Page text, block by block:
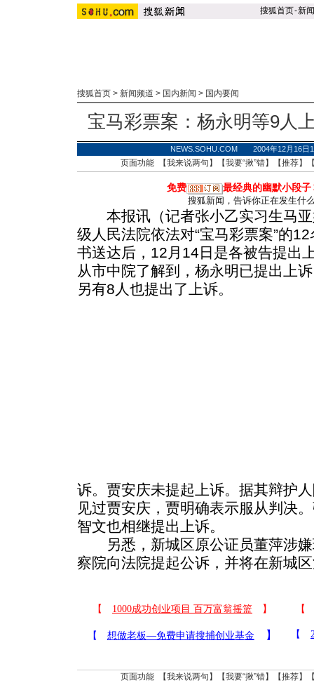
搜狐首页-新闻
搜狐首页 > 新闻频道 > 国内新闻 > 国内要闻
宝马彩票案：杨永明等9人
NEWS.SOHU.COM 2004年12月16
页面功能 【我来说两句 】【我要“揪”错】【推荐】
免费 最经典的幽默小段子
搜狐新闻，告诉你正在发生什
本报讯（记者张小乙实习生马亚
级人民法院依法对“宝马彩票案”的
书送达后，12月14日是各被告提出
从市中院了解到，杨永明已提出上
另有8人也提出了上诉。
诉。贾安庆未提起上诉。据其辩护
见过贾安庆，贾明确表示服从判决
智文也相继提出上诉。
另悉，新城区原公证员董萍涉嫌
察院向法院提起公诉，并将在新城
页面功能 【我来说两句 】【我要“揪”错】【推荐】